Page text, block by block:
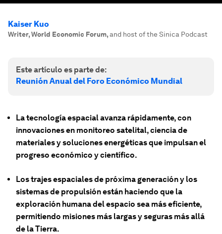
Kaiser Kuo
Writer, World Economic Forum,and host of the Sinica Podcast
Este artículo es parte de:
Reunión Anual del Foro Económico Mundial
La tecnología espacial avanza rápidamente, con
innovaciones en monitoreo satelital, ciencia de
materiales y soluciones energéticas que impulsan el
progreso económico y científico.
Los trajes espaciales de próxima generación y los
sistemas de propulsión están haciendo que la
exploración humana del espacio sea más eficiente,
permitiendo misiones más largas y seguras más allá
de la Tierra.